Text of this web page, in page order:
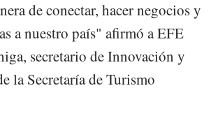
de conectar, hacer negocios y
a nuestro país" afirmó a EFE
secretario de Innovación y
la Secretaría de Turismo